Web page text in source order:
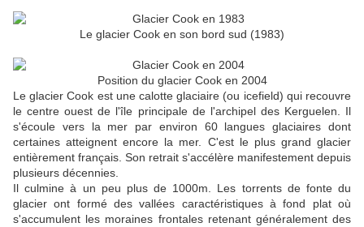
Le glacier Cook en son bord sud (1983)
Position du glacier Cook en 2004
Le glacier Cook est une calotte glaciaire (ou icefield) qui recouvre
le centre ouest de l'île principale de l'archipel des Kerguelen. Il
s'écoule vers la mer par environ 60 langues glaciaires dont
certaines atteignent encore la mer. C'est le plus grand glacier
entièrement français. Son retrait s'accélère manifestement depuis
plusieurs décennies.
Il culmine à un peu plus de 1000m. Les torrents de fonte du
glacier ont formé des vallées caractéristiques à fond plat où
s'accumulent les moraines frontales retenant généralement des